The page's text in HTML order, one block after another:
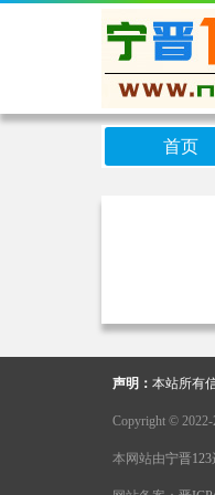
首页
声明： 本站所有
Copyright © 2022-
本网站由宁晋123